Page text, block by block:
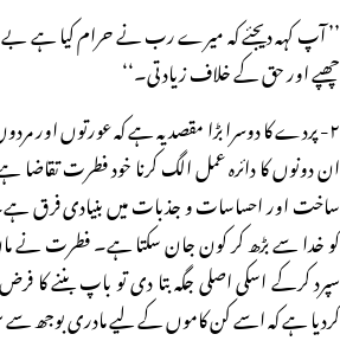
’’ آپ کہہ دیجئے کہ میرے رب نے حرام کیا ہے بے
چھپے اور حق کے خلاف زیادتی۔‘‘
۲- پردے کا دوسرا بڑا مقصد یہ ہے کہ عورتوں اور
ان دونوں کا دائرہ عمل الگ کرنا خود فطرت تقاضا
ساخت اور احساسات و جذبات میں بنیادی فرق ہے۔
کو خدا سے بڑھ کر کون جان سکتا ہے۔ فطرت
سپرد کرکے اسکی اصلی جگہ بتا دی تو باپ بننے کا
کردیا ہے کہ اسے کن کاموں کے لیے مادری بوجھ